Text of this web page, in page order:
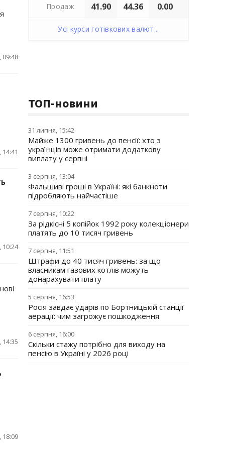
09:48
10:24
14:35
18:09
Продаж 41.90 44.36 0.00
Усі курси готівкових валют...
ТОП-новини
31 липня, 15:42
Майже 1300 гривень до пенсії: хто з
українців може отримати додаткову
виплату у серпні
3 серпня, 13:04
Фальшиві гроші в Україні: які банкноти
підробляють найчастіше
7 серпня, 10:22
За рідкісні 5 копійок 1992 року колекціонери
платять до 10 тисяч гривень
7 серпня, 11:51
Штрафи до 40 тисяч гривень: за що
власникам газових котлів можуть
донарахувати плату
5 серпня, 16:53
Росія завдає ударів по Бортницькій станції
аерації: чим загрожує пошкодження
6 серпня, 16:00
Скільки стажу потрібно для виходу на
пенсію в Україні у 2026 році